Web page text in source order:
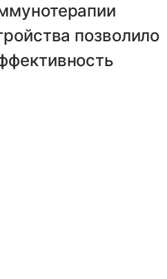
позволило